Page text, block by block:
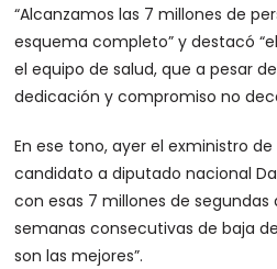
“Alcanzamos las 7 millones de
esquema completo” y destacó
el equipo de salud, que a pesar
dedicación y compromiso no
En ese tono, ayer el exministro
candidato a diputado nacional
con esas 7 millones de segundas
semanas consecutivas de baja
son las mejores”.